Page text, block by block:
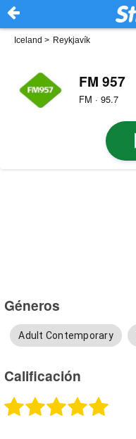
Iceland > Reykjavík
FM 957
FM · 95.7
Géneros
Adult Contemporary
Calificación